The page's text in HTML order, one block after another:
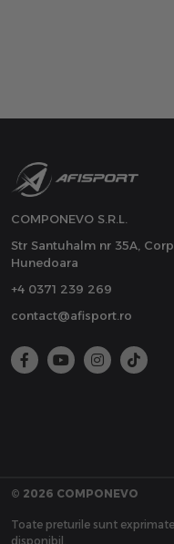
COMPONEVO S.R.L.
Str Santuhalm nr 35A, Corp
Hunedoara
+4 0371 239 269
contact@afisport.ro
© 2026 COMPONEVO
Toate preturile sunt
disponibil.